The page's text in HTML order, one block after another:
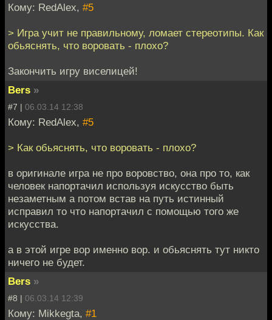
Кому: RedAlex, #5
> Игра учит не правильному, ломает стереотипы. Как
обьяснять, что воровать - плохо?
Закончить игру виселицей!
Bers »
#7 | 06.03.14 12:38
Кому: RedAlex, #5
> Как обьяснять, что воровать - плохо?
в оригинале игра не про воровство, она про то, как
человек напортачил используя искусство быть
незаметным а потом встав на путь истинный
исправил то что напортачил с помощью того же
искусства.
а в этой игре вор именно вор. и обьяснять тут никто
ничего не будет.
Bers »
#8 | 06.03.14 12:39
Кому: Mikkegta, #1